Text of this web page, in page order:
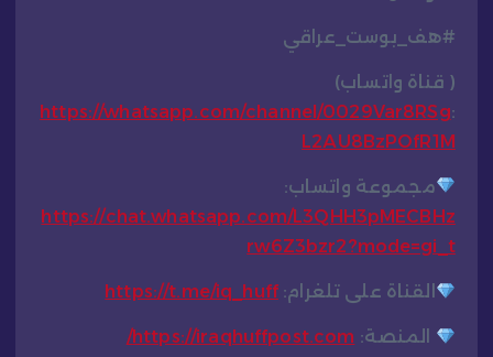
#هف_بوست_عراقي
( قناة واتساب)
:
https://whatsapp.com/channel/0029Var8RSg
L2AU8BzPOfR1M
مجموعة واتساب:
https://chat.whatsapp.com/L3QHH3pMECBHz
rw6Z3bzr2?mode=gi_t
القناة على تلغرام:https://t.me/iq_huff
المنصة: https://iraqhuffpost.com/